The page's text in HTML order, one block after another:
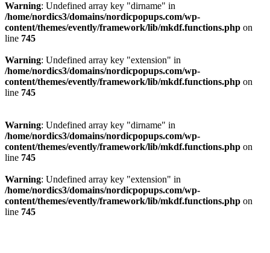
Warning: Undefined array key "dirname" in
/home/nordics3/domains/nordicpopups.com/wp-
content/themes/evently/framework/lib/mkdf.functions.php on
line 745
Warning: Undefined array key "extension" in
/home/nordics3/domains/nordicpopups.com/wp-
content/themes/evently/framework/lib/mkdf.functions.php on
line 745
Warning: Undefined array key "dirname" in
/home/nordics3/domains/nordicpopups.com/wp-
content/themes/evently/framework/lib/mkdf.functions.php on
line 745
Warning: Undefined array key "extension" in
/home/nordics3/domains/nordicpopups.com/wp-
content/themes/evently/framework/lib/mkdf.functions.php on
line 745